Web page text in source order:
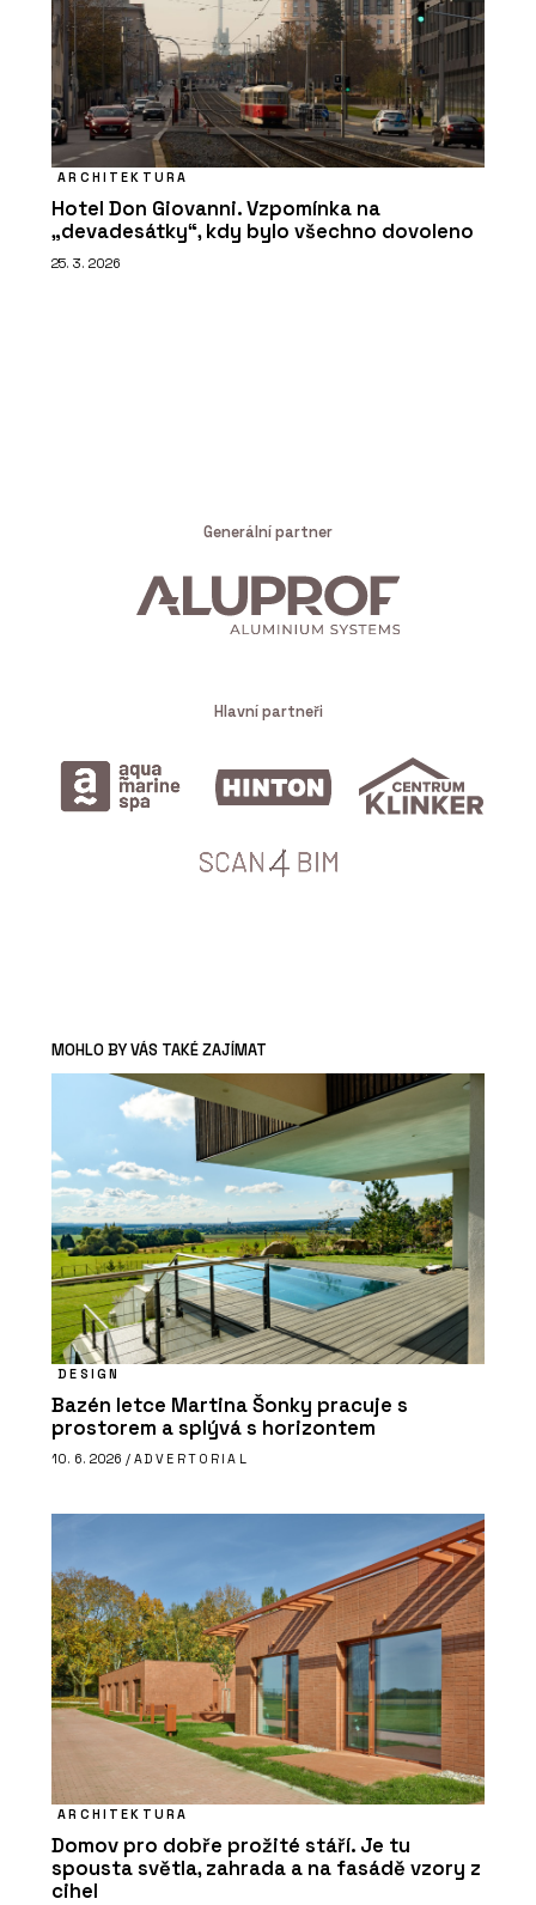
ARCHITEKTURA
Hotel Don Giovanni. Vzpomínka na
„devadesátky“, kdy bylo všechno dovoleno
25. 3. 2026
Generální partner
Hlavní partneři
MOHLO BY VÁS TAKÉ ZAJÍMAT
DESIGN
Bazén letce Martina Šonky pracuje s
prostorem a splývá s horizontem
10. 6. 2026 / ADVERTORIAL
ARCHITEKTURA
Domov pro dobře prožité stáří. Je tu
spousta světla, zahrada a na fasádě vzory z
cihel